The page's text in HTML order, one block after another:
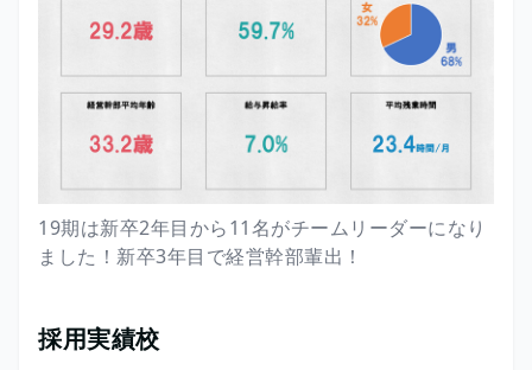
19期は新卒2年目から11名がチームリーダーになり
ました！新卒3年目で経営幹部輩出！
採用実績校